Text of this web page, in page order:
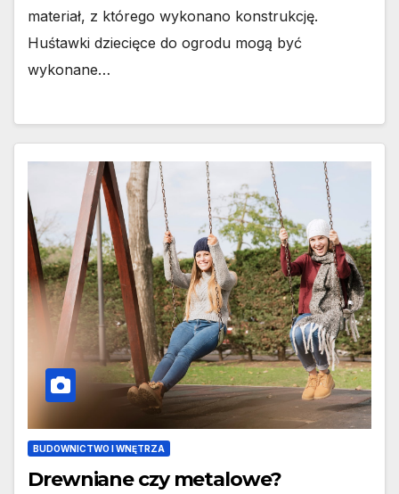
materiał, z którego wykonano konstrukcję.
Huśtawki dziecięce do ogrodu mogą być
wykonane…
BUDOWNICTWO I WNĘTRZA
Drewniane czy metalowe?